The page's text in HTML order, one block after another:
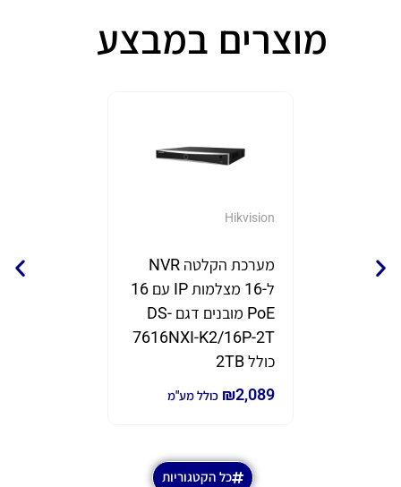
מוצרים במבצע
Hikvision
מערכת הקלטה NVR
ל-16 מצלמות IP עם 16
PoE מובנים דגם DS-
7616NXI-K2/16P-2T
כולל 2TB
₪2,089 כולל מע"מ
כל הקטגוריות